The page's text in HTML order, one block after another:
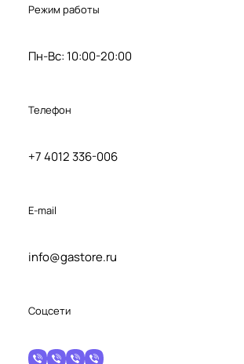
Режим работы
Пн-Вс: 10:00-20:00
Телефон
+7 4012 336-006
E-mail
info@gastore.ru
Соцсети